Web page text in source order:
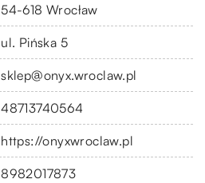
54-618 Wrocław
ul. Pińska 5
sklep@onyx.wroclaw.pl
48713740564
https://onyxwroclaw.pl
8982017873